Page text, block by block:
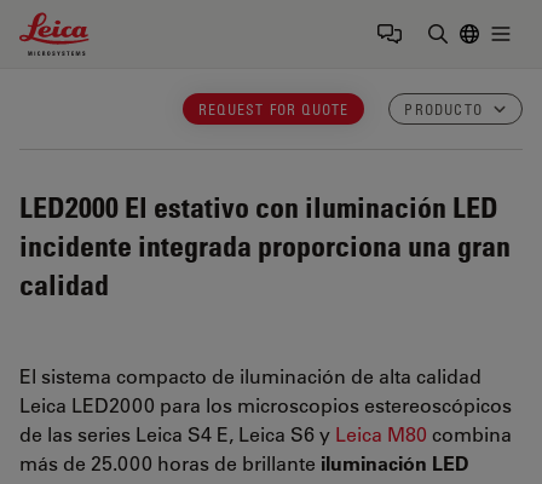
Leica Microsystems Logo
REQUEST FOR QUOTE PRODUCTO
LED2000 El estativo con iluminación LED
incidente integrada proporciona una gran
calidad
El sistema compacto de iluminación de alta calidad
Leica LED2000 para los microscopios estereoscópicos
de las series Leica S4 E, Leica S6 y Leica M80 combina
más de 25.000 horas de brillante iluminación LED